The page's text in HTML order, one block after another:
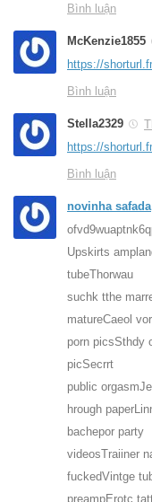
Bình luận
McKenzie1855
https://
Bình luận
Stella2329
https://
Bình luận
novinha safada
Upskirts
tubeThorwau
suchk tthe
matureCaeol
porn picsSthdy
picSecrrt
public
hrough
bachepor party
videosTraiiner
fuckedVintge
preampErotc